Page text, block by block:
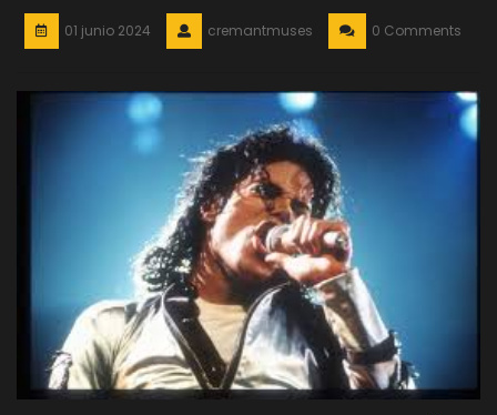
01 junio 2024 cremantmuses 0 Comments